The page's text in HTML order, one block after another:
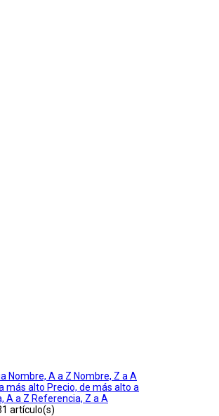
Nombre, A a Z Nombre, Z a A
más alto Precio, de más alto a
A a Z Referencia, Z a A
artículo(s)